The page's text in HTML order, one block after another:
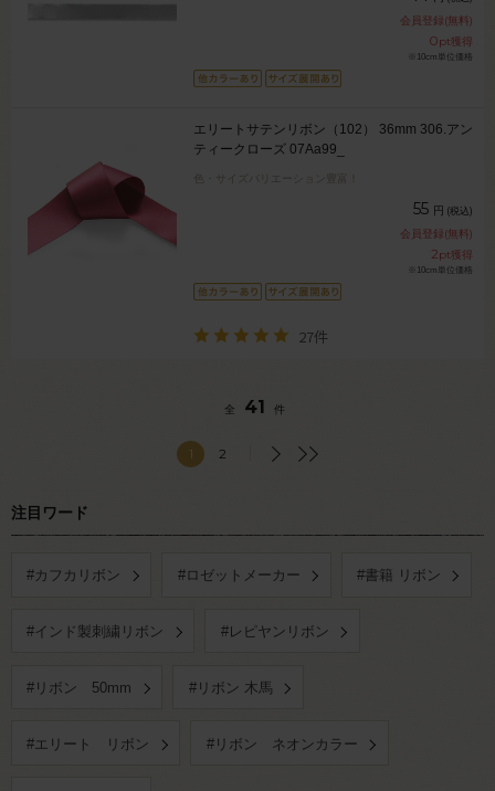
会員登録(無料)
0pt獲得
※10cm単位価格
エリートサテンリボン（102） 36mm 306.アン
ティークローズ 07Aa99_
色・サイズバリエーション豊富！
55 円 (税込)
会員登録(無料)
2pt獲得
※10cm単位価格
27件
全 41 件
1 2
注目ワード
#カフカリボン #ロゼットメーカー #書籍 リボン
#インド製刺繍リボン #レピヤンリボン
#リボン 50mm #リボン 木馬
#エリート リボン #リボン ネオンカラー